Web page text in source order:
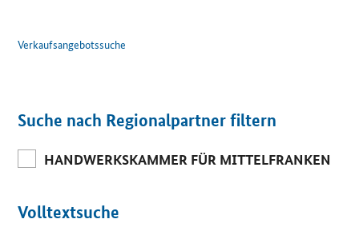
Verkaufsangebotssuche
Suche nach Regionalpartner filtern
HANDWERKSKAMMER FÜR MITTELFRANKEN
Volltextsuche